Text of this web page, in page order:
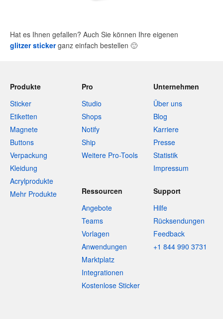
Hat es Ihnen gefallen? Auch Sie können Ihre eigenen
glitzer stickerganz einfach bestellen 🙂
Produkte
Sticker
Etiketten
Magnete
Buttons
Verpackung
Kleidung
Acrylprodukte
Mehr Produkte
Pro
Studio
Shops
Notify
Ship
Weitere Pro-Tools
Unternehmen
Über uns
Blog
Karriere
Presse
Statistik
Impressum
Ressourcen
Angebote
Teams
Vorlagen
Anwendungen
Marktplatz
Integrationen
Kostenlose Sticker
Support
Hilfe
Rücksendungen
Feedback
+1 844 990 3731